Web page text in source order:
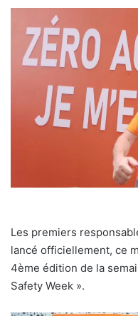
Les premiers
lancé officiellement, ce
4ème édition de la
Safety Week ».